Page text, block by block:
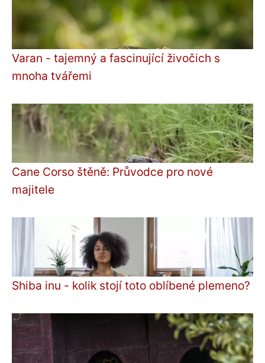
Varan - tajemný a fascinující živočich s
mnoha tvářemi
Cane Corso štěně: Průvodce pro nové
majitele
Shiba inu - kolik stojí toto oblíbené plemeno?